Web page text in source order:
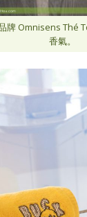
牌 Omnisens Thé
香氣。